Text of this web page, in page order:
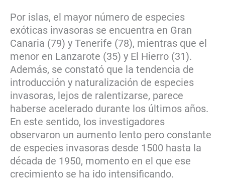
Por islas, el mayor número de especies
exóticas invasoras se encuentra en Gran
Canaria (79) y Tenerife (78), mientras que el
menor en Lanzarote (35) y El Hierro (31).
Además, se constató que la tendencia de
introducción y naturalización de especies
invasoras, lejos de ralentizarse, parece
haberse acelerado durante los últimos años.
En este sentido, los investigadores
observaron un aumento lento pero constante
de especies invasoras desde 1500 hasta la
década de 1950, momento en el que ese
crecimiento se ha ido intensificando.